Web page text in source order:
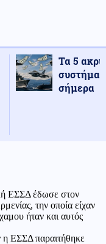
Τα 5
σήμερα